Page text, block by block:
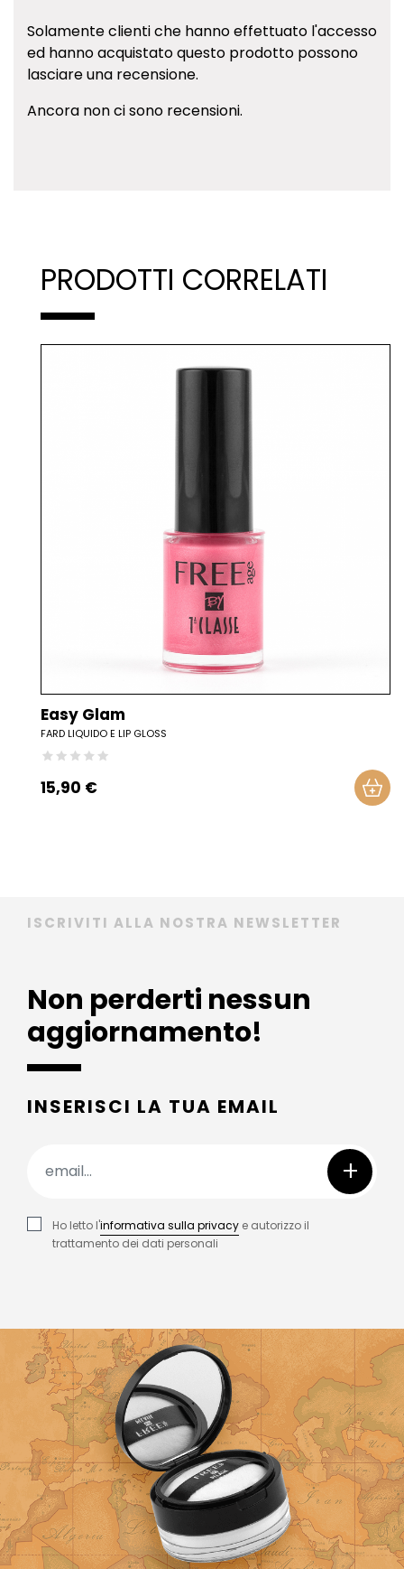
Solamente clienti che hanno effettuato l'accesso
ed hanno acquistato questo prodotto possono
lasciare una recensione.
Ancora non ci sono recensioni.
PRODOTTI CORRELATI
Easy Glam
FARD LIQUIDO E LIP GLOSS
15,90 €
ISCRIVITI ALLA NOSTRA NEWSLETTER
Non perderti nessun
aggiornamento!
INSERISCI LA TUA EMAIL
+
Ho letto l'informativa sulla privacy e autorizzo il
trattamento dei dati personali